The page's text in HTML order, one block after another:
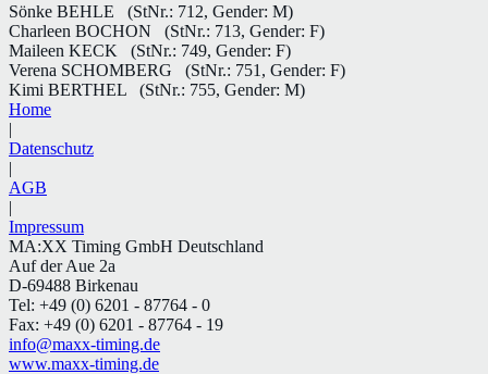
Sönke BEHLE
(StNr.: 712, Gender: M)
Charleen BOCHON
(StNr.: 713, Gender: F)
Maileen KECK
(StNr.: 749, Gender: F)
Verena SCHOMBERG
(StNr.: 751, Gender: F)
Kimi BERTHEL
(StNr.: 755, Gender: M)
Home
|
Datenschutz
|
AGB
|
Impressum
MA:XX Timing GmbH Deutschland
Auf der Aue 2a
D-69488 Birkenau
Tel: +49 (0) 6201 - 87764 - 0
Fax: +49 (0) 6201 - 87764 - 19
info@maxx-timing.de
www.maxx-timing.de